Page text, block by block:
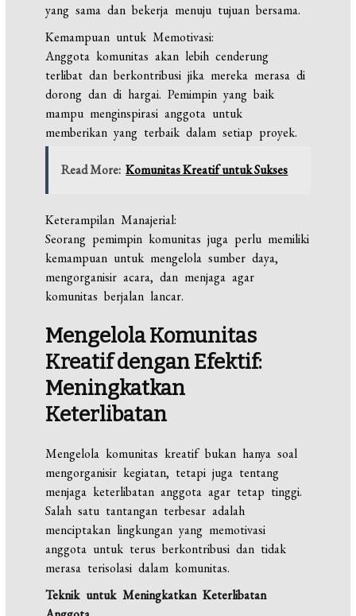
yang sama dan bekerja menuju tujuan bersama.
Kemampuan untuk Memotivasi:
Anggota komunitas akan lebih cenderung
terlibat dan berkontribusi jika mereka merasa di
dorong dan di hargai. Pemimpin yang baik
mampu menginspirasi anggota untuk
memberikan yang terbaik dalam setiap proyek.
Read More: Komunitas Kreatif untuk Sukses
Keterampilan Manajerial:
Seorang pemimpin komunitas juga perlu memiliki
kemampuan untuk mengelola sumber daya,
mengorganisir acara, dan menjaga agar
komunitas berjalan lancar.
Mengelola Komunitas
Kreatif dengan Efektif:
Meningkatkan
Keterlibatan
Mengelola komunitas kreatif bukan hanya soal
mengorganisir kegiatan, tetapi juga tentang
menjaga keterlibatan anggota agar tetap tinggi.
Salah satu tantangan terbesar adalah
menciptakan lingkungan yang memotivasi
anggota untuk terus berkontribusi dan tidak
merasa terisolasi dalam komunitas.
Teknik untuk Meningkatkan Keterlibatan